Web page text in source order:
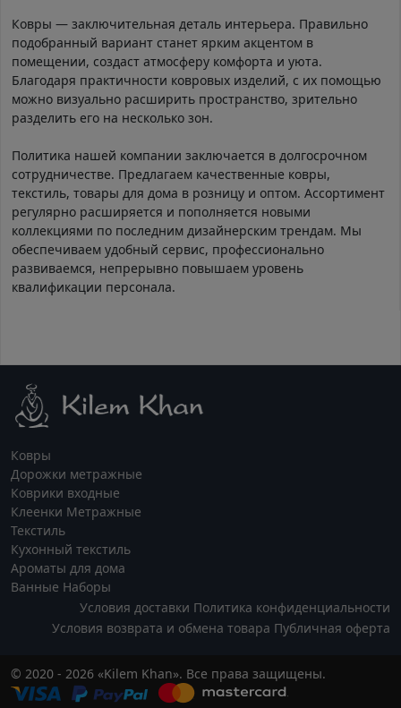
Ковры — заключительная деталь интерьера. Правильно
подобранный вариант станет ярким акцентом в
помещении, создаст атмосферу комфорта и уюта.
Благодаря практичности ковровых изделий, с их помощью
можно визуально расширить пространство, зрительно
разделить его на несколько зон.
Политика нашей компании заключается в долгосрочном
сотрудничестве. Предлагаем качественные ковры,
текстиль, товары для дома в розницу и оптом. Ассортимент
регулярно расширяется и пополняется новыми
коллекциями по последним дизайнерским трендам. Мы
обеспечиваем удобный сервис, профессионально
развиваемся, непрерывно повышаем уровень
квалификации персонала.
Ковры
Дорожки метражные
Коврики входные
Клеенки Метражные
Текстиль
Кухонный текстиль
Ароматы для дома
Ванные Наборы
Условия доставки Политика конфиденциальности
Условия возврата и обмена товара Публичная оферта
© 2020 - 2026 «Kilem Khan». Все права защищены.